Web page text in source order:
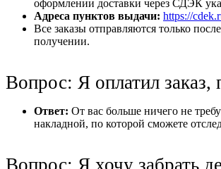
оформлении доставки через СДЭК
Адреса пунктов выдачи: https://
Все заказы отправляются только
получении.
Вопрос: Я оплатил заказ,
Ответ: От вас больше ничего не
накладной, по которой сможете
Вопрос: Я хочу забрать